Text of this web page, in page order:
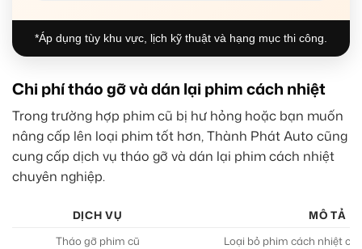
*Áp dụng tùy khu vực, lịch kỹ thuật và hạng mục thi công.
Chi phí tháo gỡ và dán lại phim cách nhiệt
Trong trường hợp phim cũ bị hư hỏng hoặc bạn muốn
nâng cấp lên loại phim tốt hơn, Thành Phát Auto cũng
cung cấp dịch vụ tháo gỡ và dán lại phim cách nhiệt
chuyên nghiệp.
DỊCH VỤ
MÔ TẢ
Tháo gỡ phim cũ
Loại bỏ phim cách nhiệt